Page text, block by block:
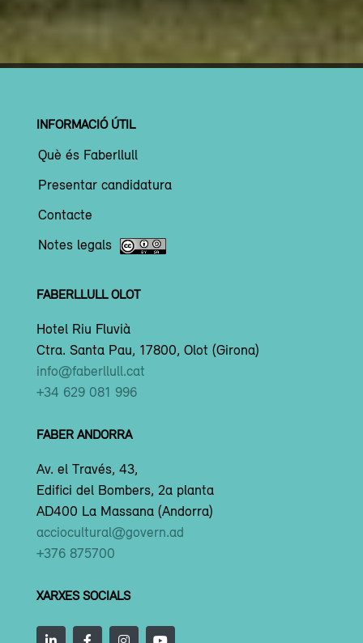
INFORMACIÓ ÚTIL
Què és Faberllull
Presentar candidatura
Contacte
Notes legals
FABERLLULL OLOT
Hotel Riu Fluvià
Ctra. Santa Pau, 17800, Olot (Girona)
info@faberllull.cat
+34 629 081 996
FABER ANDORRA
Av. el Través, 43,
Edifici del Bombers, 2a planta
AD400 La Massana (Andorra)
acciocultural@govern.ad
+376 875700
XARXES SOCIALS